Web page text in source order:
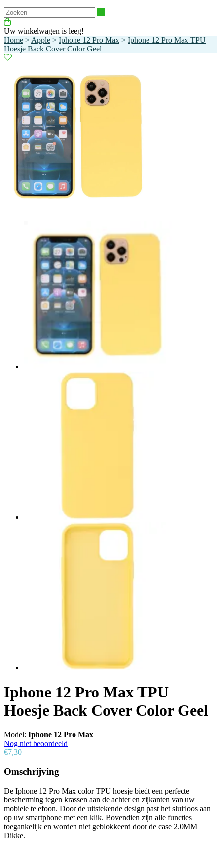
Uw winkelwagen is leeg!
Home > Apple > Iphone 12 Pro Max > Iphone 12 Pro Max TPU
Hoesje Back Cover Color Geel
Iphone 12 Pro Max TPU
Hoesje Back Cover Color Geel
Model: Iphone 12 Pro Max
Nog niet beoordeeld
€7,30
Omschrijving
De Iphone 12 Pro Max color TPU hoesje biedt een perfecte
bescherming tegen krassen aan de achter en zijkanten van uw
mobiele telefoon. Door de uitstekende design past het sluitloos aan
op uw smartphone met een klik. Bovendien zijn alle functies
toegankelijk en worden niet geblokkeerd door de case 2.0MM
Dikke.